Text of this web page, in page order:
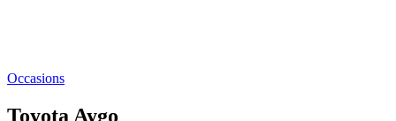
Occasions
Toyota Aygo